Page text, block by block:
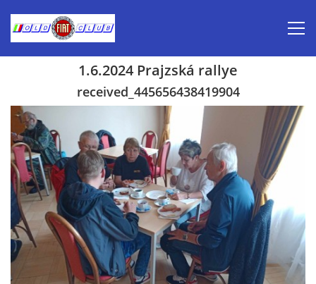
Inzerce prodej
Aktuálně-pozvánky
Kalendář veteránských akcí 2026
Prvomájová jízda 2026
1.6.2024 Prajzská rallye
received_445656438419904